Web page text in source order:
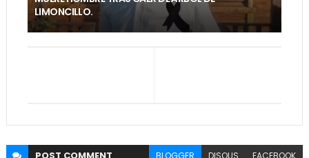
LIMONCILLO.